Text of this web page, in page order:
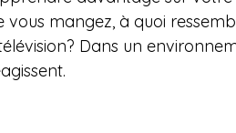
vous mangez, à quoi
Dans un